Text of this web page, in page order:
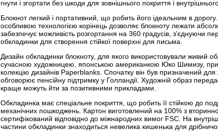
гнути і згортати без шкоди для зовнішнього покриття і внутрішнього
Блокнот легкий і портативний, що робить його ідеальним в
особливою технологією корінець дозволяє блокноту лежати
забезпечує можливість розгортання на 360 градусів, з'єднуючи
обкладинки для створення стійкої поверхні для письма.
Дизайн обкладинки блокноту, для якого використовували живий
сучасною художницею, японською американкою Юко Шимизу,
колекцію дизайнів Paperblanks. Спочатку він був призначений для
обговорює пенсійну підтримку у Голландії. Художній образ
краще можуть йти за позитивними прикладами.
Обкладинка має спеціальне покриття, що робить її стійкою до
механічних пошкоджень. Картон виготовлений на 100% з
сертифікований відповідно до міжнародних вимог FSC. На
частини обкладинки знаходиться невелика кишенька для